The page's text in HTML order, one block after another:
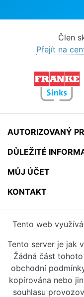
Člen
Přejít na
AUTORIZOVANÝ
DŮLEŽITÉ
MŮJ ÚČET
KONTAKT
Tento web
Tento server je jak
Žádná část
obchodní
kopírována nebo
souhlasu